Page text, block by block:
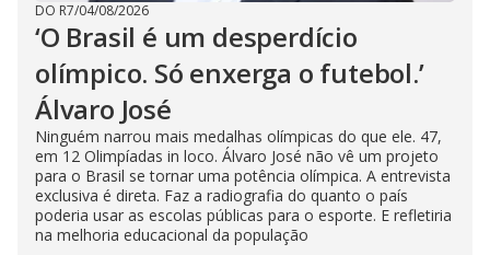
DO R7/04/08/2026
‘O Brasil é um desperdício
olímpico. Só enxerga o futebol.’
Álvaro José
Ninguém narrou mais medalhas olímpicas do que ele. 47,
em 12 Olimpíadas in loco. Álvaro José não vê um projeto
para o Brasil se tornar uma potência olímpica. A entrevista
exclusiva é direta. Faz a radiografia do quanto o país
poderia usar as escolas públicas para o esporte. E refletiria
na melhoria educacional da população